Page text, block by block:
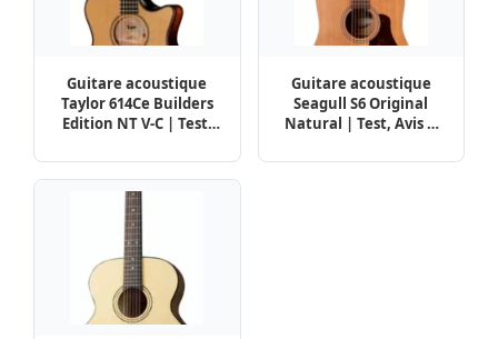
Guitare acoustique
Taylor 614Ce Builders
Edition NT V-C | Test,
Guitare acoustique
Seagull S6 Original
Natural | Test, Avis &